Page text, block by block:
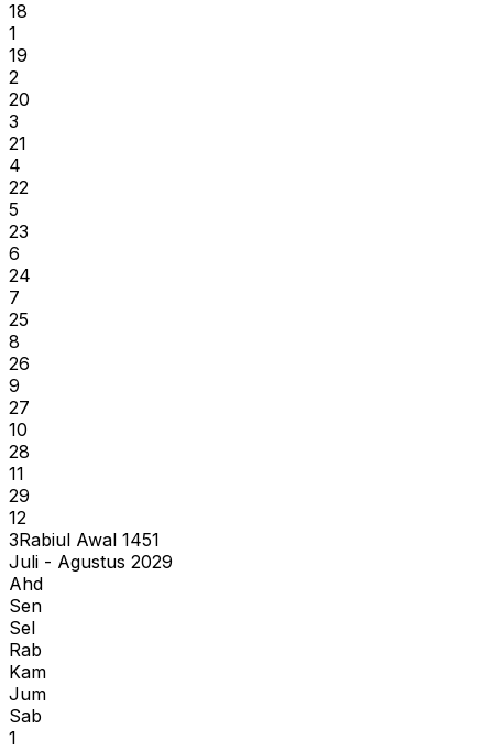
18
1
19
2
20
3
21
4
22
5
23
6
24
7
25
8
26
9
27
10
28
11
29
12
3Rabiul Awal 1451
Juli - Agustus 2029
Ahd
Sen
Sel
Rab
Kam
Jum
Sab
1